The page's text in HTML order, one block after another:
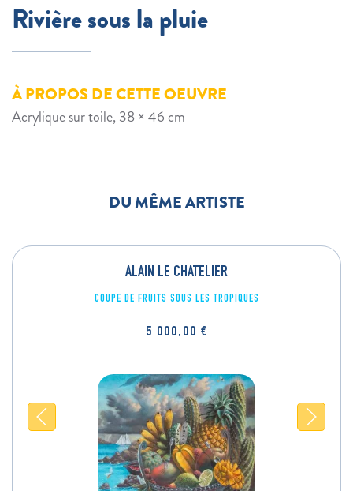
Rivière sous la pluie
À PROPOS DE CETTE OEUVRE
Acrylique sur toile, 38 × 46 cm
DU MÊME ARTISTE
ALAIN LE CHATELIER
COUPE DE FRUITS SOUS LES TROPIQUES
5 000,00 €